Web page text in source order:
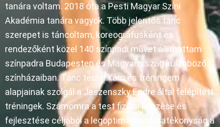
tanára voltam. 2018 óta a Pesti Magyar Színi
Akadémia tanára vagyok. Több jelentős tánc
szerepet is táncoltam, koreográfusként és
rendezőként közel 140 színpadi művet állíthattam
színpadra Budapesten és Magyarország különböző
színházaiban. Tánc technikám és tréningem
alapjainak szolgál a Jeszenszky Endre által felépített
tréningek. Számomra a test fizikai képzése és
fejlesztése céljából a legoptimálisabb hatékonyság a